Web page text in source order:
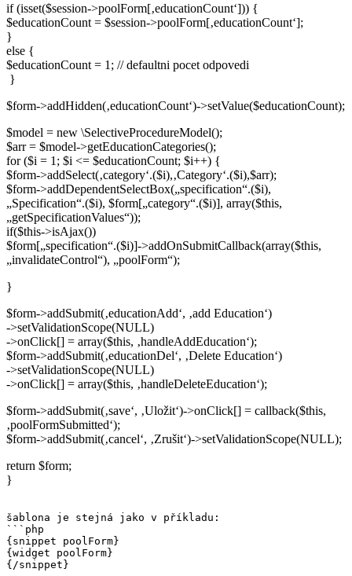
if (isset($session->poolForm[‚educationCount‘])) {
$educationCount = $session->poolForm[‚educationCount‘];
}
else {
$educationCount = 1; // defaultni pocet odpovedi
}
$form->addHidden(‚educationCount‘)->setValue($educationCount);
$model = new \SelectiveProcedureModel();
$arr = $model->getEducationCategories();
for ($i = 1; $i <= $educationCount; $i++) {
$form->addSelect(‚category‘.($i),‚Category‘.($i),$arr);
$form->addDependentSelectBox(„specification“.($i),
„Specification“.($i), $form[„category“.($i)], array($this,
„getSpecificationValues“));
if($this->isAjax())
$form[„specification“.($i)]->addOnSubmitCallback(array($this,
„invalidateControl“), „poolForm“);
}
$form->addSubmit(‚educationAdd‘, ‚add Education‘)
->setValidationScope(NULL)
->onClick[] = array($this, ‚handleAddEducation‘);
$form->addSubmit(‚educationDel‘, ‚Delete Education‘)
->setValidationScope(NULL)
->onClick[] = array($this, ‚handleDeleteEducation‘);
$form->addSubmit(‚save‘, ‚Uložit‘)->onClick[] = callback($this,
‚poolFormSubmitted‘);
$form->addSubmit(‚cancel‘, ‚Zrušit‘)->setValidationScope(NULL);
return $form;
}
šablona je stejná jako v příkladu:
```php
{snippet poolForm}
{widget poolForm}